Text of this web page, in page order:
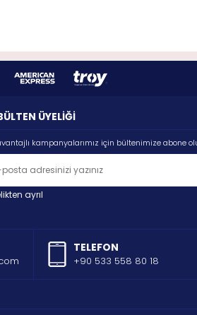
ÜYELİĞİ
kampanyalarımız için bültenimize abone
ayrıl
TELEFON
+90 533 558 80 18